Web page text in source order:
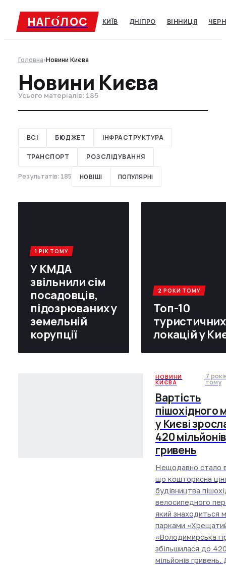
НАГО́ЛОC КИЇВ ДНІПРО ВІННИЦЯ
Головна›Новини Києва
Новини Києва
Усього матеріалів: 185
ВСІ БЮДЖЕТ ІНФРАСТРУКТУРА
ТРАНСПОРТ РОЗСЛІДУВАННЯ
Результатів: 185 НОВІШІ ПОПУЛЯРНІ
1 РІК ТОМУ
У КМДА
звільнили сім
посадовців,
підозрюваних у
земельній
корупції
2 РОКИ ТОМУ
Топ-10
туристичних
локацій у
НОВИНИ
КИЄВА
7
тому
Вартість
пішохідного
у Києві
420 мільйонів
гривень
Нещодавно стало
що кошторисна
будівництва
велосипедного
який знаходиться
парками
«Володимирська
збільшилася до
мільйонів гривень.